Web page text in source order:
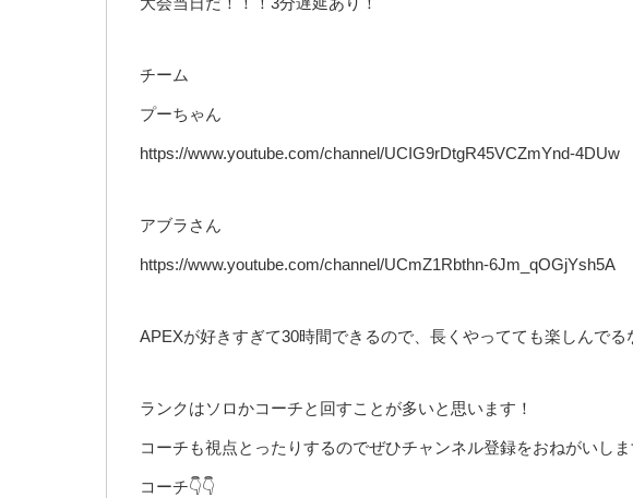
チーム
プーちゃん
https://www.youtube.com/channel/UCIG9rDtgR45VCZmYnd-4DUw
アブラさん
https://www.youtube.com/channel/UCmZ1Rbthn-6Jm_qOGjYsh5A
APEXが好きすぎて30時間できるので、長くやってても楽しんでる
ランクはソロかコーチと回すことが多いと思います！
コーチも視点とったりするのでぜひチャンネル登録をおねがいしま
コーチ👇👇